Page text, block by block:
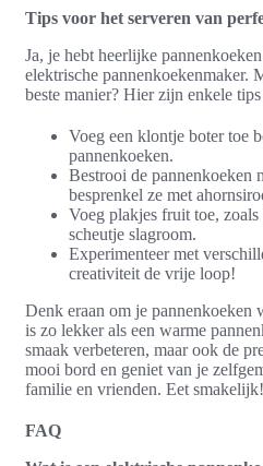
Tips voor het serveren van
Ja, je hebt heerlijke
elektrische pannenkoekenmaker.
beste manier? Hier zijn enkele
Voeg een klontje boter toe
pannenkoeken.
Bestrooi de pannenkoeken
besprenkel ze met
Voeg plakjes fruit toe, zoals
scheutje slagroom.
Experimenteer met
creativiteit de vrije loop!
Denk eraan om je pannenkoeken
is zo lekker als een warme
smaak verbeteren, maar ook de
mooi bord en geniet van je
familie en vrienden. Eet smakelijk!
FAQ